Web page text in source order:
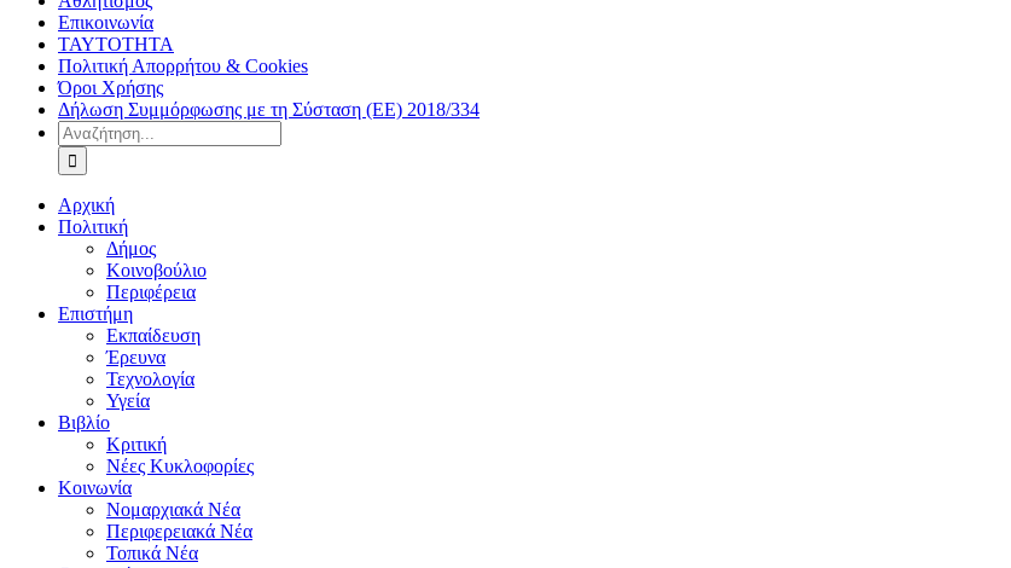
Επικοινωνία
ΤΑΥΤΟΤΗΤΑ
Πολιτική Απορρήτου & Cookies
Όροι Χρήσης
Δήλωση Συμμόρφωσης με τη Σύσταση (ΕΕ) 2018/334
Αναζήτηση
για:
Αρχική
Πολιτική
Δήμος
Κοινοβούλιο
Περιφέρεια
Επιστήμη
Εκπαίδευση
Έρευνα
Τεχνολογία
Υγεία
Βιβλίο
Κριτική
Νέες Κυκλοφορίες
Κοινωνία
Νομαρχιακά Νέα
Περιφερειακά Νέα
Τοπικά Νέα